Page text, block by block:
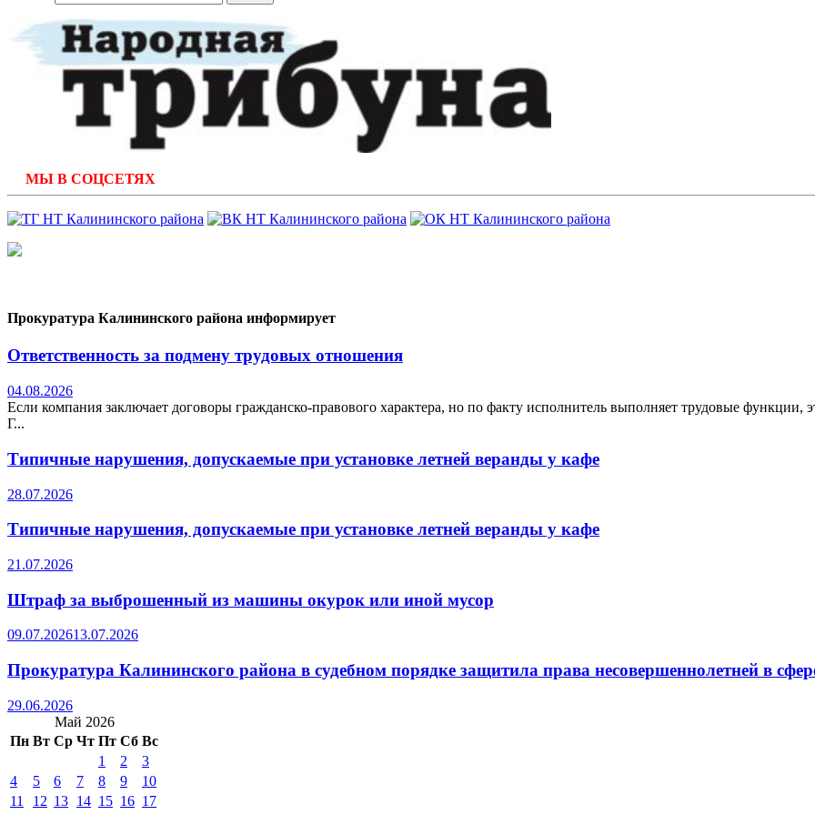
МЫ В СОЦСЕТЯХ
Прокуратура Калининского района информирует
Ответственность за подмену трудовых отношения
04.08.2026
Если компания заключает договоры гражданско-правового характера, но по факту исполнитель выполняет трудовые функции,
Г...
Типичные нарушения, допускаемые при установке летней веранды у кафе
28.07.2026
Типичные нарушения, допускаемые при установке летней веранды у кафе
21.07.2026
Штраф за выброшенный из машины окурок или иной мусор
09.07.202613.07.2026
Прокуратура Калининского района в судебном порядке защитила права несовершеннолетней в
29.06.2026
Май 2026
Пн Вт Ср Чт Пт Сб Вс
1
2
3
4
5 6 7 8 9
10
11
12 13 14 15 16 17